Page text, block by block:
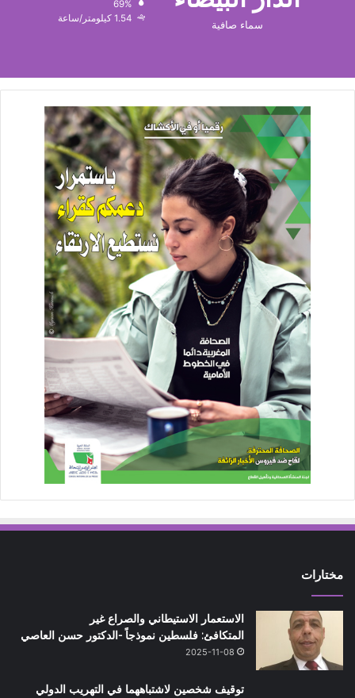
سماء صافية
69%
1.54 كيلومتر/ساعة
مختارات
الاستعمار الاستيطاني والصراع غير
المتكافئ: فلسطين نموذجاً -الدكتور حسن العاصي
2025-11-08
توقيف شخصين لاشتباههما في التهريب الدولي